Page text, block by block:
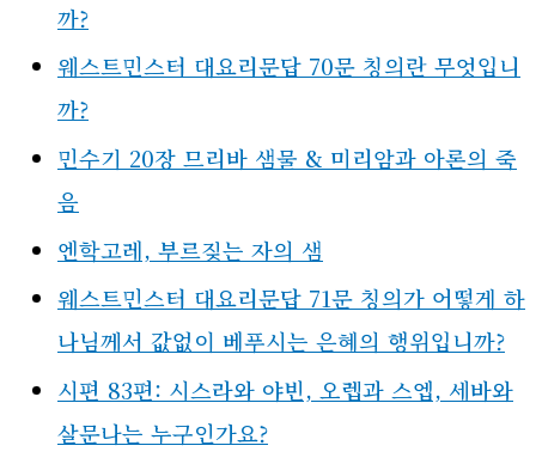
까?
웨스트민스터 대요리문답 70문 칭의란 무엇입니
까?
민수기 20장 므리바 샘물 & 미리암과 아론의 죽
음
엔학고레, 부르짖는 자의 샘
웨스트민스터 대요리문답 71문 칭의가 어떻게 하
나님께서 값없이 베푸시는 은혜의 행위입니까?
시편 83편: 시스라와 야빈, 오렙과 스엡, 세바와
살문나는 누구인가요?